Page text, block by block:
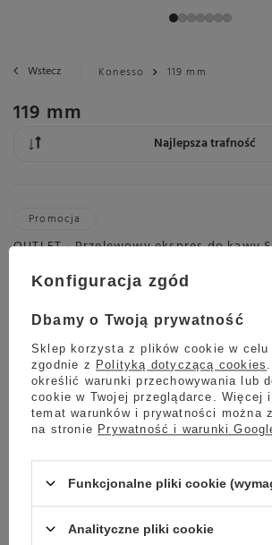
Wstecz Konesso 119 mm
119 mm
Zmień sortowanie
Najlepsza trafność
Promocja
OUTLET - Przelewowy ekspres do kawy
1 199,00 zł
Najniższa cena z
Wysyłka
Towar
Sprawdź
Konfiguracja zgód
Dbamy o Twoją prywatność
Sklep korzysta z plików cookie w celu
zgodnie z Polityką dotyczącą cookies
określić warunki przechowywania lub
cookie w Twojej przeglądarce. Więcej
temat warunków i prywatności można
na stronie Prywatność i warunki
Funkcjonalne pliki cookie
Analityczne pliki cookie